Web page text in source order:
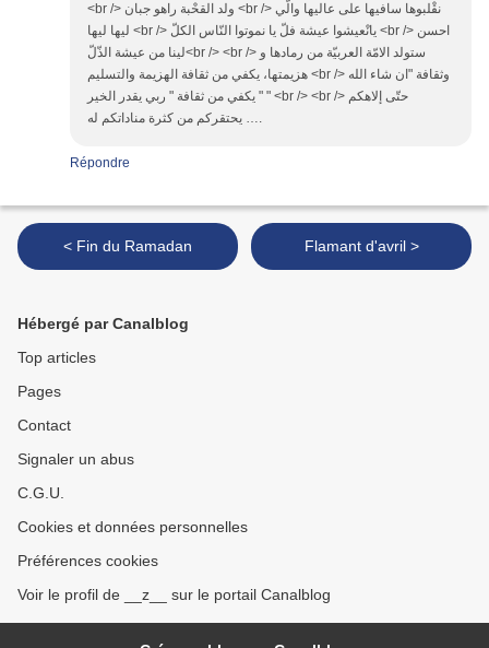
<br /> ولد القحْبة راهو جبان <br /> نقْلبوها سافيها على عاليها والّي
ليها ليها <br /> يانْعيشوا عيشة فلّ يا نموتوا النّاس الكلّ <br /> احسن
لينا من عيشة الذّلّ<br /> <br /> ستولد الامّة العربيّة من رمادها و
هزيمتها، يكفي من ثقافة الهزيمة والتسليم <br /> وثقافة "ان شاء الله
" يكفي من ثقافة " ربي يقدر الخير " <br /> <br /> حتّى إلاهكم
يحتقركم من كثرة مناداتكم له ….
Répondre
< Fin du Ramadan Flamant d'avril >
Hébergé par Canalblog
Top articles
Pages
Contact
Signaler un abus
C.G.U.
Cookies et données personnelles
Préférences cookies
Voir le profil de __z__ sur le portail Canalblog